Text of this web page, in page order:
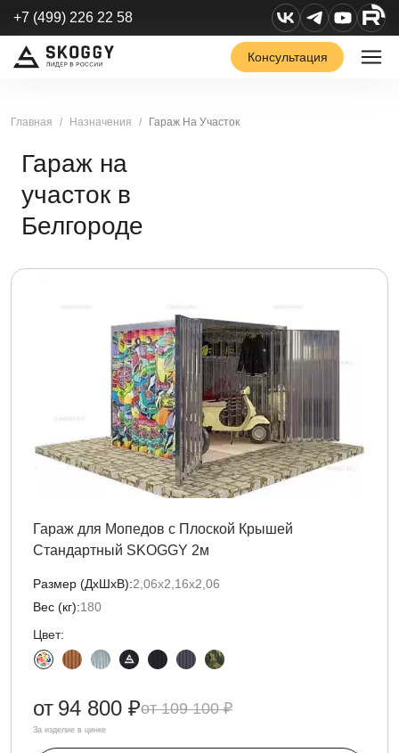
+7 (499) 226 22 58
Консультация
Главная Назначения Гараж На Участок
Гараж на
участок в
Белгороде
Гараж для Мопедов с Плоской Крышей
Стандартный SKOGGY 2м
Размер (ДxШxВ):2,06х2,16х2,06
Вес (кг):180
Цвет:
109 100 ₽
от 94 800 ₽
За изделие в цинке